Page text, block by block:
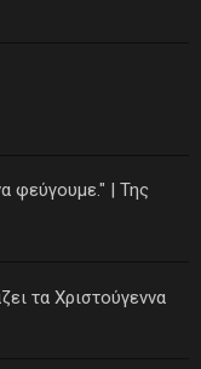
φεύγουμε." | Της
τα Χριστούγεννα